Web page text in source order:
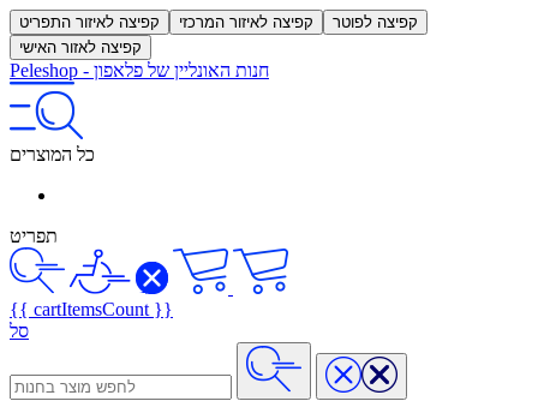
קפיצה לאיזור התפריט קפיצה לאיזור המרכזי
קפיצה לפוטר
קפיצה לאזור האישי
Peleshop - חנות האונליין של פלאפון
כל המוצרים
תפריט
{{ cartItemsCount }}
סל